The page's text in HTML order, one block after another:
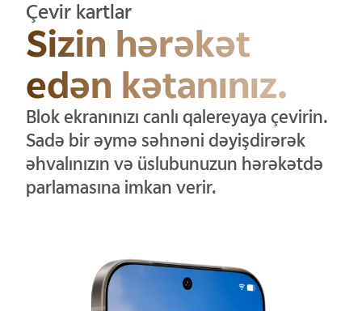
Çevir kartlar
Sizin hərəkət
edən kətanınız.
Blok ekranınızı canlı qalereyaya çevirin.
Sadə bir əymə səhnəni dəyişdirərək
əhvalınızın və üslubunuzun hərəkətdə
parlamasına imkan verir.